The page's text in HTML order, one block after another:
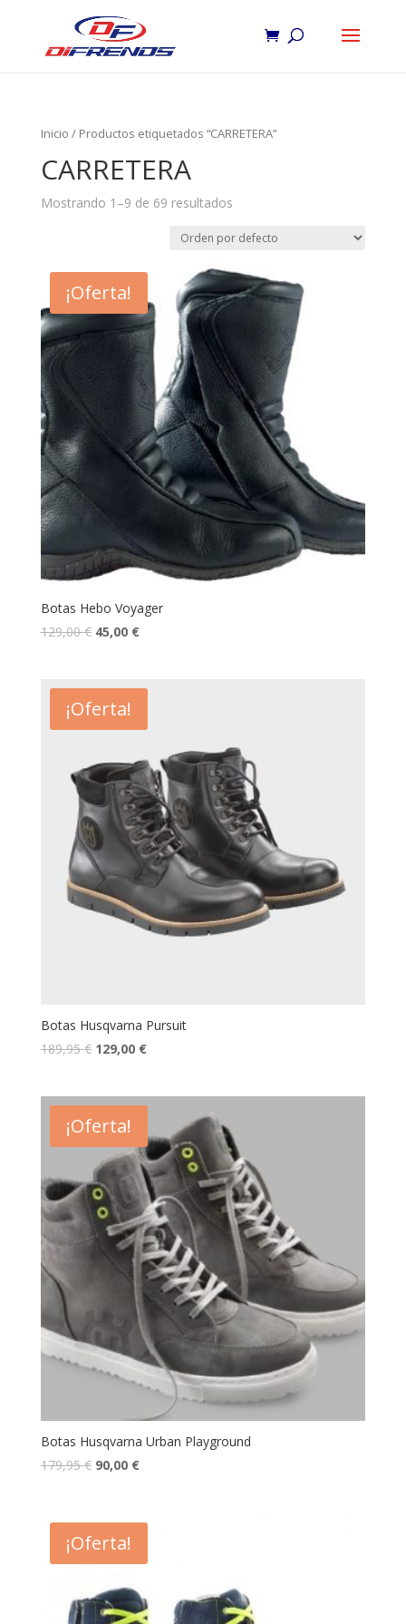
Inicio / Productos etiquetados “CARRETERA”
CARRETERA
Mostrando 1–9 de 69 resultados
¡Oferta!
Botas Hebo Voyager
129,00€ 45,00 €
¡Oferta!
Botas Husqvarna Pursuit
189,95€ 129,00 €
¡Oferta!
Botas Husqvarna Urban Playground
179,95€ 90,00 €
¡Oferta!